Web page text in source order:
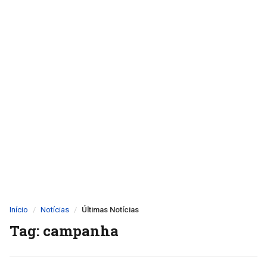
Início Notícias Últimas Notícias
Tag: campanha